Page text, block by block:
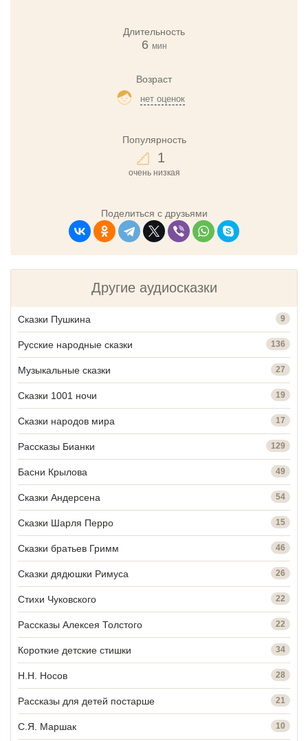
Длительность
6 мин
Возраст
нет оценок
Популярность
1
очень низкая
Поделиться с друзьями
Другие аудиосказки
Сказки Пушкина 9
Русские народные сказки 136
Музыкальные сказки 27
Сказки 1001 ночи 19
Сказки народов мира 17
Рассказы Бианки 129
Басни Крылова 49
Сказки Андерсена 54
Сказки Шарля Перро 15
Сказки братьев Гримм 46
Сказки дядюшки Римуса 26
Стихи Чуковского 22
Рассказы Алексея Толстого 22
Короткие детские стишки 34
Н.Н. Носов 28
Рассказы для детей постарше 21
С.Я. Маршак 10